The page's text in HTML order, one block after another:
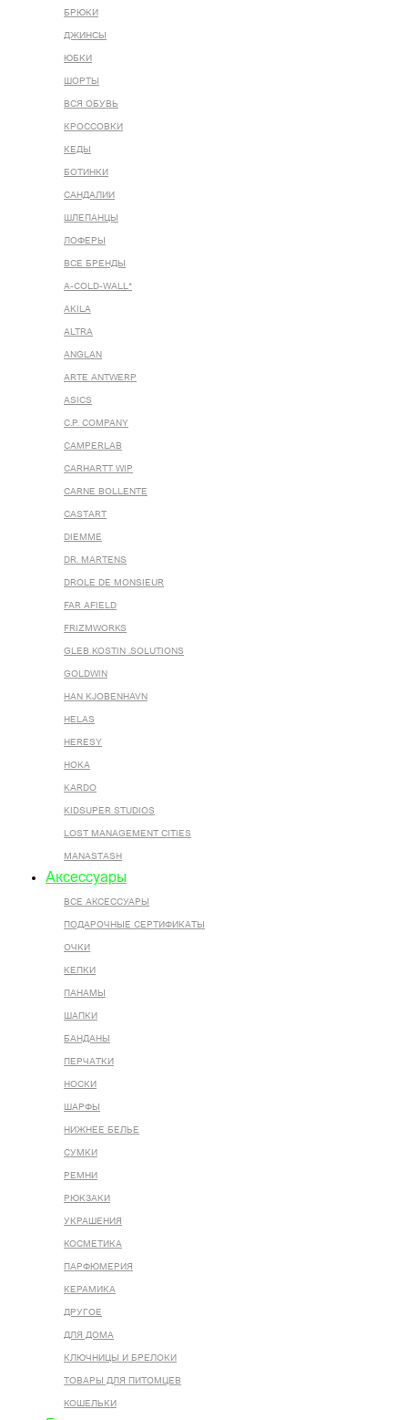
БРЮКИ
ДЖИНСЫ
ЮБКИ
ШОРТЫ
ВСЯ ОБУВЬ
КРОССОВКИ
КЕДЫ
БОТИНКИ
САНДАЛИИ
ШЛЕПАНЦЫ
ЛОФЕРЫ
ВСЕ БРЕНДЫ
A-COLD-WALL*
AKILA
ALTRA
ANGLAN
ARTE ANTWERP
ASICS
C.P. COMPANY
CAMPERLAB
CARHARTT WIP
CARNE BOLLENTE
CASTART
DIEMME
DR. MARTENS
DROLE DE MONSIEUR
FAR AFIELD
FRIZMWORKS
GLEB KOSTIN .SOLUTIONS
GOLDWIN
HAN KJOBENHAVN
HELAS
HERESY
HOKA
KARDO
KIDSUPER STUDIOS
LOST MANAGEMENT CITIES
MANASTASH
Аксессуары
ВСЕ AКСЕССУАРЫ
ПОДАРОЧНЫЕ СЕРТИФИКАТЫ
ОЧКИ
КЕПКИ
ПАНАМЫ
ШАПКИ
БАНДАНЫ
ПЕРЧАТКИ
НОСКИ
ШАРФЫ
НИЖНЕЕ БЕЛЬЕ
СУМКИ
РЕМНИ
РЮКЗАКИ
УКРАШЕНИЯ
КОСМЕТИКА
ПАРФЮМЕРИЯ
КЕРАМИКА
ДРУГОЕ
ДЛЯ ДОМА
КЛЮЧНИЦЫ И БРЕЛОКИ
ТОВАРЫ ДЛЯ ПИТОМЦЕВ
КОШЕЛЬКИ